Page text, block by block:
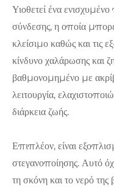
Υιοθετεί ένα
σύνδεσης, η οποία
κλείσιμο καθώς και τις
κίνδυνο χαλάρωσης και
βαθμονομημένο με
λειτουργία,
διάρκεια ζωής.
Επιπλέον, είναι
στεγανοποίησης. Αυτό
τη σκόνη και το νερό της